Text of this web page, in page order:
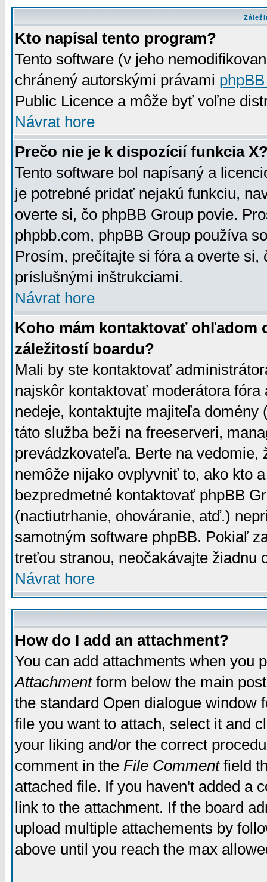
Kto napísal tento program?
Tento software (v jeho
chránený autorskými právami
Public Licence a môže byť voľne
Návrat hore
Prečo nie je k dispozícií funkcia
Tento software bol napísaný a
je potrebné pridať nejakú funkciu,
overte si, čo phpBB Group povie.
phpbb.com, phpBB Group používa
Prosím, prečítajte si fóra a overte
príslušnými inštrukciami.
Návrat hore
Koho mám kontaktovať ohľadom
záležitostí boardu?
Mali by ste kontaktovať
najskôr kontaktovať moderátora
nedeje, kontaktujte majiteľa
táto služba beží na freeserveri,
prevádzkovateľa. Berte na vedomie,
nemôže nijako ovplyvniť to, ako kto
bezpredmetné kontaktovať phpBB
(nactiutrhanie, ohováranie, atď.)
samotným software phpBB. Pokiaľ
treťou stranou, neočakávajte žiadnu
Návrat hore
How do I add an attachment?
You can add attachments when you
Attachmentform below the main
the standard Open dialogue window
file you want to attach, select it and
your liking and/or the correct
comment in the File Commentfield
attached file. If you haven't added a
link to the attachment. If the board
upload multiple attachements by
above until you reach the max